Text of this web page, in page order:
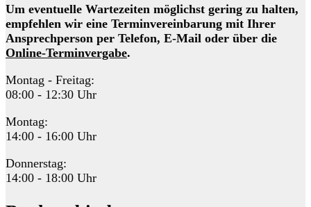
Um eventuelle Wartezeiten möglichst gering zu halten,
empfehlen wir eine Terminvereinbarung mit Ihrer
Ansprechperson per Telefon, E-Mail oder über die
Online-Terminvergabe.
Montag - Freitag:
08:00 - 12:30 Uhr
Montag:
14:00 - 16:00 Uhr
Donnerstag:
14:00 - 18:00 Uhr